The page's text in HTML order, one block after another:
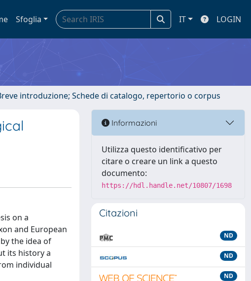
Sfoglia IT LOGIN
introduzione; Schede di catalogo, repertorio o corpus
on a
and European
the idea of
its history a
individual
Informazioni
Utilizza questo identificativo per
citare o creare un link a questo
documento:
https://hdl.handle.net/10807/1698
Citazioni
ND
ND
ND